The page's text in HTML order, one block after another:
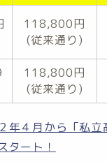
118,800円
(従来通り)
118,800円
(従来通り)
年４月から「私立
タート！